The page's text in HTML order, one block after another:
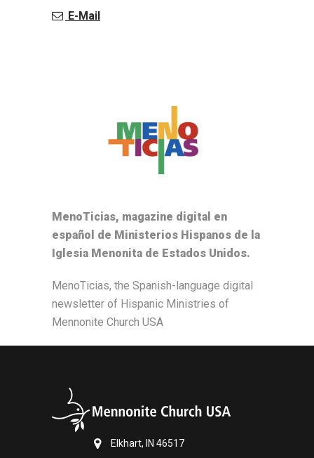
E-Mail
MenoTicias, magazine digital en
español de Ministerios Hispanos de la
Iglesia Menonita de Estados Unidos.
MenoTicias, the Spanish-language digital
newsletter of Hispanic Ministries of
Mennonite Church USA
Elkhart, IN 46517